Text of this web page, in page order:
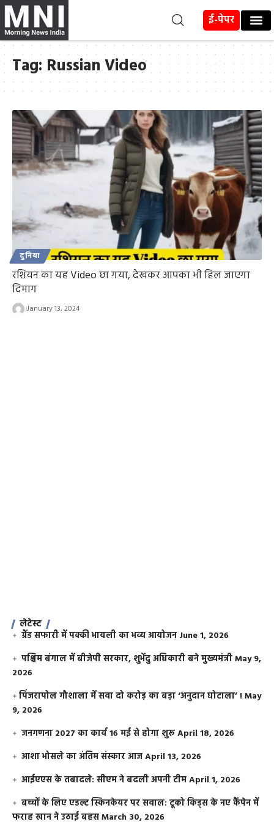
ई-पेपर
Tag: Russian Video
दुनिया
रशियन का यह Video छा गया, देखकर आपका भी हिल जाएगा
दिमाग
January 13, 2024
लेटेस्ट
ग्रैंड सफारी में पक्की भायली का भव्य आयोजन June 1, 2026
पश्चिम बंगाल में बीजेपी सरकार, शुभेंदु अधिकारी बने मुख्यमंत्रीMay 9,
2026
​पिंजरापोल गौशाला में सवा दो करोड़ का बड़ा ‘अनुदान घोटाला’ !May
9, 2026
जनगणना 2027 का कार्य 16 मई से होगा शुरूApril 18, 2026
आशा भोसले का अंतिम संस्कार आजApril 13, 2026
आईएएस के तबादले: सीएम ने बदली अपनी टीमApril 1, 2026
बच्चों के लिए एडल्ट स्किनकेयर पर सवाल: टूको किड्स के नए कैंपेन में
फराह खान ने उठाई बहसMarch 30, 2026